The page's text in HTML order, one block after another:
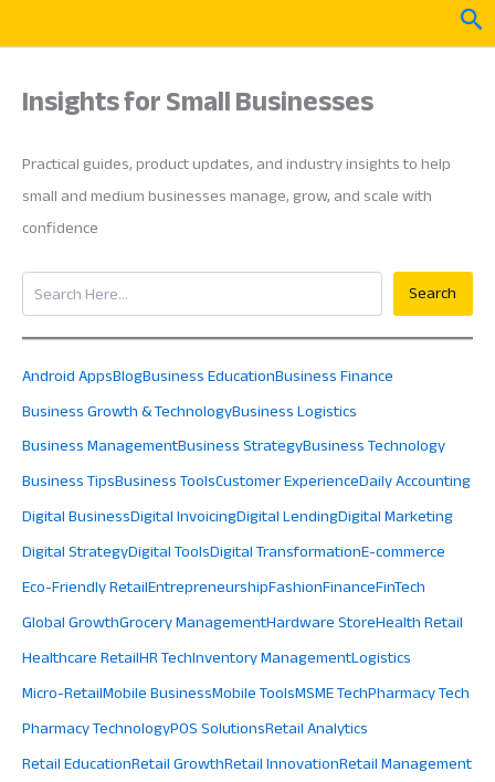
Insights for Small Businesses
Practical guides, product updates, and industry insights to help
small and medium businesses manage, grow, and scale with
confidence
Search
Search
Android AppsBlogBusiness EducationBusiness Finance
Business Growth & TechnologyBusiness Logistics
Business ManagementBusiness StrategyBusiness Technology
Business TipsBusiness ToolsCustomer ExperienceDaily Accounting
Digital BusinessDigital InvoicingDigital LendingDigital Marketing
Digital StrategyDigital ToolsDigital TransformationE-commerce
Eco-Friendly RetailEntrepreneurshipFashionFinanceFinTech
Global GrowthGrocery ManagementHardware StoreHealth Retail
Healthcare RetailHR TechInventory ManagementLogistics
Micro-RetailMobile BusinessMobile ToolsMSME TechPharmacy Tech
Pharmacy TechnologyPOS SolutionsRetail Analytics
Retail EducationRetail GrowthRetail InnovationRetail Management